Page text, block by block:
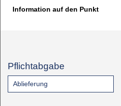
Information auf den Punkt
Pflichtabgabe
Ablieferung